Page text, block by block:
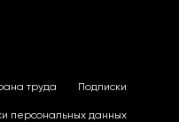
труда Подписки
персональных данных